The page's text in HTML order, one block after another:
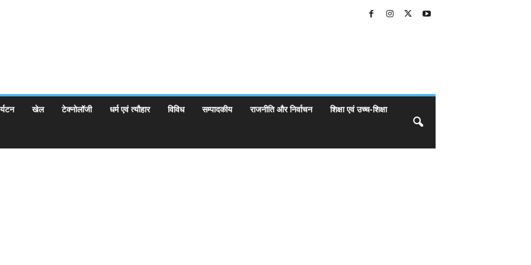
खेल टेक्नोलॉजी धर्म एवं त्यौहार विविध सम्पादकीय राजनीति और निर्वाचन शिक्षा एवं उच्च-शिक्षा